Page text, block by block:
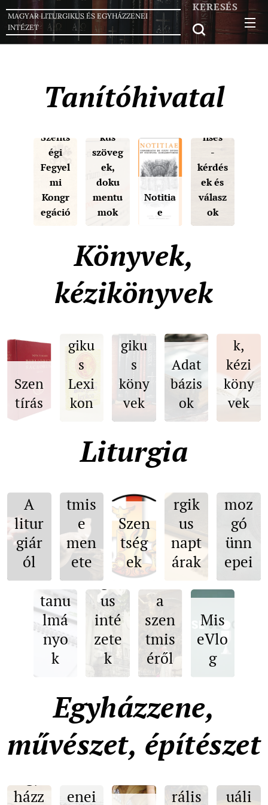
MAGYAR LITURGIKUS ÉS EGYHÁZZENEI
INTÉZET
KERESÉS
Tanítóhivatal
Istenti
sztelet
Szents
égi
Fegyel
mi
Kongr
egáció
kus
szöveg
ek,
doku
mentu
mok
Notitia
e
Notitia
e
nses
-
kérdés
ek és
válasz
ok
Könyvek,
kézikönyvek
Szen
tírás
giku
s
Lexi
kon
giku
s
köny
vek
Adat
bázis
ok
k,
kézi
köny
vek
Liturgia
A
litur
giár
ól
A
tmis
e
men
ete
Szen
tség
ek
rgik
us
napt
árak
Az
moz
gó
ünn
epei
Litu
us
tanu
lmá
nyo
k
Litu
rgik
us
inté
zete
k
Kate
kézi
s-
soro
zat
a
szen
tmis
éről
Mis
eVlo
g
Egyházzene,
művészet, építészet
házz
Egy
enei
rális
uáli